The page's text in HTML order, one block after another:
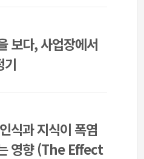
보다, 사업장에서
기
식과 지식이 폭염
영향 (The Effect